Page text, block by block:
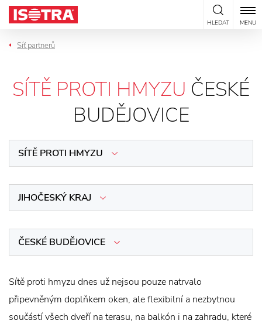
Přeskočit na obsah
HLEDAT MENU
Síť partnerů
SÍTĚ PROTI HMYZU ČESKÉ
BUDĚJOVICE
SÍTĚ PROTI HMYZU
JIHOČESKÝ KRAJ
ČESKÉ BUDĚJOVICE
Sítě proti hmyzu dnes už nejsou pouze natrvalo
připevněným doplňkem oken, ale flexibilní a nezbytnou
součástí všech dveří na terasu, na balkón i na zahradu, které